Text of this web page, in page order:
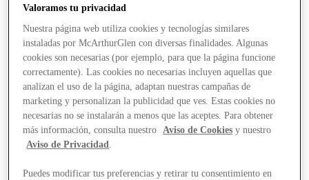
Ofertas
Valoramos tu privacidad
Nuestra página web utiliza cookies y tecnologías similares
instaladas por McArthurGlen con diversas finalidades. Algunas
cookies son necesarias (por ejemplo, para que la página funcione
correctamente). Las cookies no necesarias incluyen aquellas que
analizan el uso de la página, adaptan nuestras campañas de
marketing y personalizan la publicidad que ves. Estas cookies no
necesarias no se instalarán a menos que las aceptes. Para obtener
más información, consulta nuestro
Aviso de Cookies y nuestro
Aviso de Privacidad.
Puedes modificar tus preferencias y retirar tu consentimiento en